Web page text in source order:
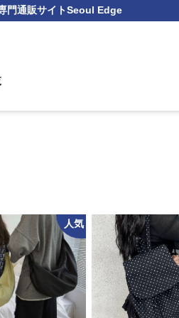
門通販サイトSeoul Edge
人気